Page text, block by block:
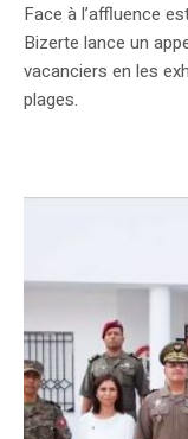
Face à l’affluence
Bizerte lance un
vacanciers en les
plages.